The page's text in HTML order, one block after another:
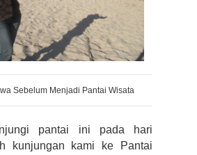
Sebelum Menjadi Pantai Wisata
pantai ini pada hari
kunjungan kami ke Pantai